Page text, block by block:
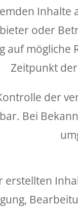
oder
auf
Zeitpunkt
der
Bei